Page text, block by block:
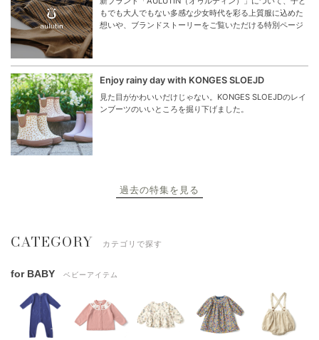
もでも大人でもない多感な少女時代を彩る上質服に込めた
想いや、ブランドストーリーをご覧いただける特別ページ
Enjoy rainy day with KONGES SLOEJD
見た目がかわいいだけじゃない。KONGES SLOEJDのレイ
ンブーツのいいところを掘り下げました。
過去の特集を見る
CATEGORY カテゴリで探す
for BABY ベビーアイテム